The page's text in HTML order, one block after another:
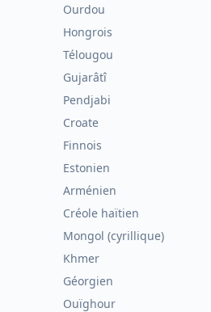
Ourdou
Hongrois
Télougou
Gujarâtî
Pendjabi
Croate
Finnois
Estonien
Arménien
Créole haïtien
Mongol (cyrillique)
Khmer
Géorgien
Ouïghour